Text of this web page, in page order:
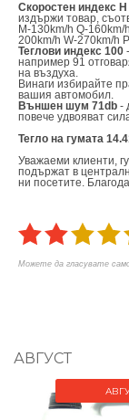
Скоростен индекс H
издържи товар,
M-130km/h Q-
200km/h W-270km/h
Теглови индекс 100
например 91
на въздуха.
Винаги избирайте
вашия автомобил.
Външен шум 71db -
повече удвояват
Тегло на гумата
Уважаеми клиенти,
подържат в
ни посетите.
Можете да гласувате
АВГУСТ